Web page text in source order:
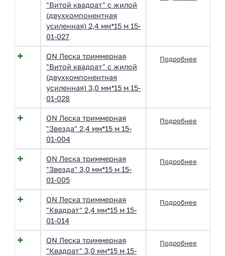
"Витой квадрат" с жилой
(двухкомпонентная
усиленная) 2,4 мм*15 м 15-
01-027
ON Леска триммерная
"Витой квадрат" с жилой
(двухкомпонентная
усиленная) 3,0 мм*15 м 15-
01-028
Подробнее
ON Леска триммерная
"Звезда" 2,4 мм*15 м 15-
01-004
Подробнее
ON Леска триммерная
"Звезда" 3,0 мм*15 м 15-
01-005
Подробнее
ON Леска триммерная
"Квадрат" 2,4 мм*15 м 15-
01-014
Подробнее
ON Леска триммерная
"Квадрат" 3,0 мм*15 м 15-
Подробнее